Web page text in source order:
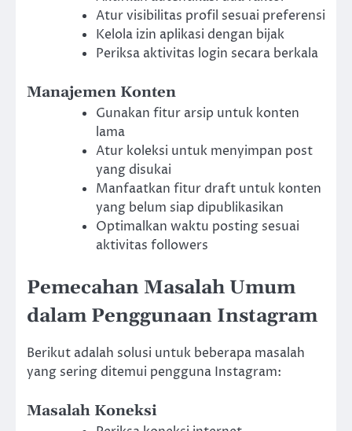
Atur visibilitas profil sesuai preferensi
Kelola izin aplikasi dengan bijak
Periksa aktivitas login secara berkala
Manajemen Konten
Gunakan fitur arsip untuk konten
lama
Atur koleksi untuk menyimpan post
yang disukai
Manfaatkan fitur draft untuk konten
yang belum siap dipublikasikan
Optimalkan waktu posting sesuai
aktivitas followers
Pemecahan Masalah Umum
dalam Penggunaan Instagram
Berikut adalah solusi untuk beberapa masalah
yang sering ditemui pengguna Instagram:
Masalah Koneksi